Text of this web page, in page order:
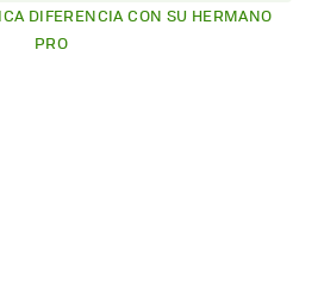
DIFERENCIA CON SU HERMANO
PRO